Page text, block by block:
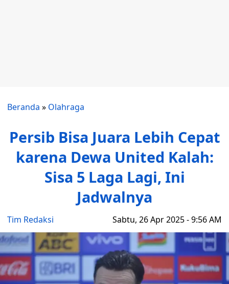
Beranda » Olahraga
Persib Bisa Juara Lebih Cepat
karena Dewa United Kalah:
Sisa 5 Laga Lagi, Ini
Jadwalnya
Tim Redaksi Sabtu, 26 Apr 2025 - 9:56 AM